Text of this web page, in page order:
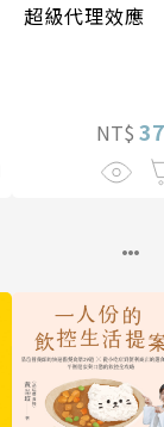
超級代理效應
NT$